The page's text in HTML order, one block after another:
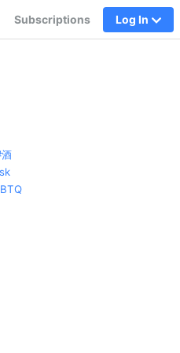
Subscriptions Log In
酒